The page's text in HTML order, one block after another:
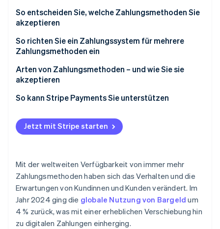
Stripe-Sessions 2026
Erfahren Sie, wie Stripe Lösungen für die
1. Vergewissern Sie sich, dass Ihr System aufgeteilte
Zahlungen unterstützt
2. Fragen Sie die Kundin oder den Kunden, wie die
Zahlung aufgeteilt werden soll
3. Geben Sie die erste Teilzahlung ein
4. Geben Sie die verbleibenden Teilzahlungen ein
So entscheiden Sie, welche Zahlungsmethoden Sie
akzeptieren
So richten Sie ein Zahlungssystem für mehrere
Zahlungsmethoden ein
Arten von Zahlungsmethoden – und wie Sie sie
akzeptieren
Herkömmliche Methoden
Akzeptieren von herkömmlichen
Zahlungsmethoden
Akzeptieren von kartenbasierten
Zahlungsmethoden
Digitale Methoden bzw. Online-Methoden
Akzeptieren von digitalen Zahlungsmethoden bzw.
Online-Zahlungsmethoden
So kann Stripe Payments Sie unterstützen
Jetzt mit Stripe starten
Mit der weltweiten Verfügbarkeit von immer mehr
Zahlungsmethoden haben sich das Verhalten und die
Erwartungen von Kundinnen und Kunden verändert. Im
Jahr 2024 ging die globale Nutzung von Bargeld um
4 % zurück, was mit einer erheblichen Verschiebung hin
zu digitalen Zahlungen einherging.